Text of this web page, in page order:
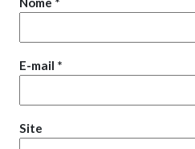
E-mail *
Site